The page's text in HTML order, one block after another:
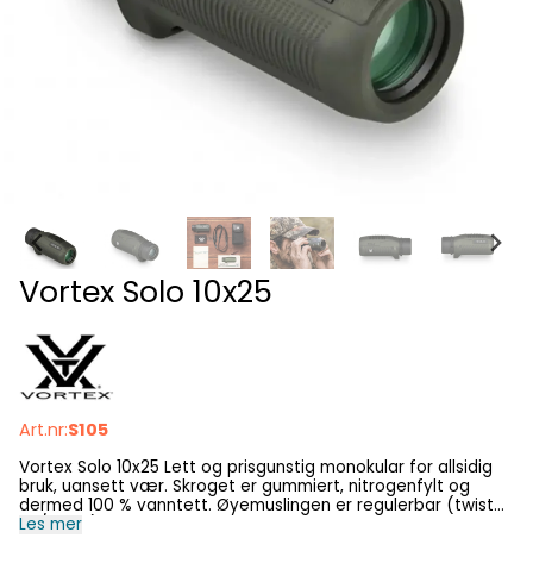
Vortex Solo 10x25
Art.nr:S105
Vortex Solo 10x25 Lett og prisgunstig monokular for allsidig
bruk, uansett vær. Skroget er gummiert, nitrogenfylt og
dermed 100 % vanntett. Øyemuslingen er regulerbar (twist
up/down) og gir således god synskomfort også for deg som
Les mer